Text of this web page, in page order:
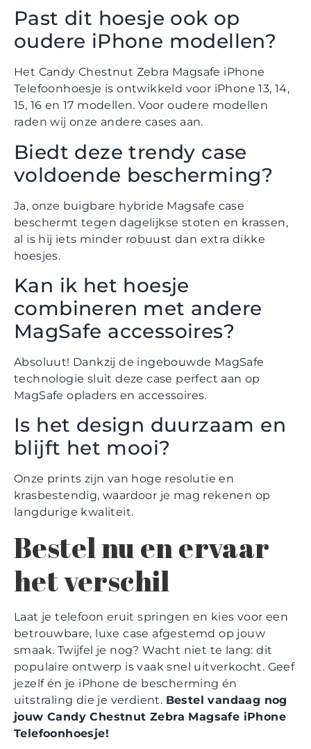
Past dit hoesje ook op
oudere iPhone modellen?
Het Candy Chestnut Zebra Magsafe iPhone
Telefoonhoesje is ontwikkeld voor iPhone 13, 14,
15, 16 en 17 modellen. Voor oudere modellen
raden wij onze andere cases aan.
Biedt deze trendy case
voldoende bescherming?
Ja, onze buigbare hybride Magsafe case
beschermt tegen dagelijkse stoten en krassen,
al is hij iets minder robuust dan extra dikke
hoesjes.
Kan ik het hoesje
combineren met andere
MagSafe accessoires?
Absoluut! Dankzij de ingebouwde MagSafe
technologie sluit deze case perfect aan op
MagSafe opladers en accessoires.
Is het design duurzaam en
blijft het mooi?
Onze prints zijn van hoge resolutie en
krasbestendig, waardoor je mag rekenen op
langdurige kwaliteit.
Bestel nu en ervaar
het verschil
Laat je telefoon eruit springen en kies voor een
betrouwbare, luxe case afgestemd op jouw
smaak. Twijfel je nog? Wacht niet te lang: dit
populaire ontwerp is vaak snel uitverkocht. Geef
jezelf én je iPhone de bescherming én
uitstraling die je verdient. Bestel vandaag nog
jouw Candy Chestnut Zebra Magsafe iPhone
Telefoonhoesje!